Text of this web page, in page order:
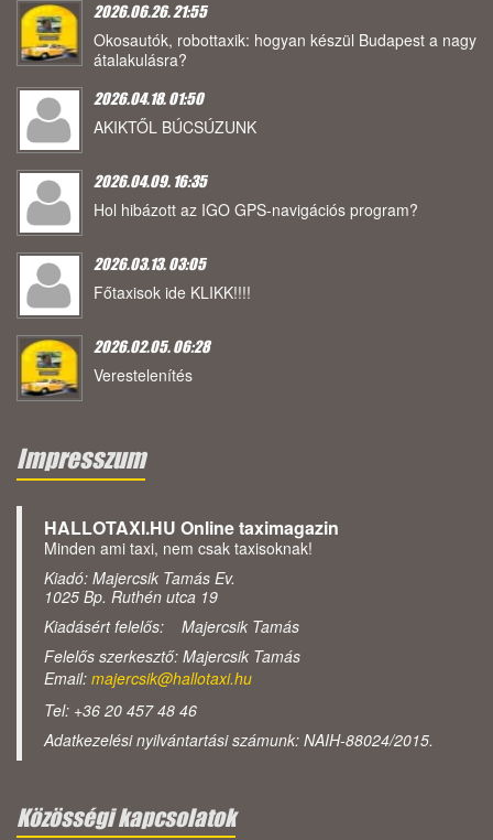
2026.06.26. 21:55
Okosautók, robottaxik: hogyan készül Budapest a nagy
átalakulásra?
2026.04.18. 01:50
AKIKTŐL BÚCSÚZUNK
2026.04.09. 16:35
Hol hibázott az IGO GPS-navigációs program?
2026.03.13. 03:05
Főtaxisok ide KLIKK!!!!
2026.02.05. 06:28
Verestelenítés
Impresszum
HALLOTAXI.HU Online taximagazin
Minden ami taxi, nem csak taxisoknak!
Kiadó: Majercsik Tamás Ev.
1025 Bp. Ruthén utca 19
Kiadásért felelős: Majercsik Tamás
Felelős szerkesztő: Majercsik Tamás
Email: majercsik@hallotaxi.hu
Tel: +36 20 457 48 46
Adatkezelési nyilvántartási számunk: NAIH-88024/2015.
Közösségi kapcsolatok